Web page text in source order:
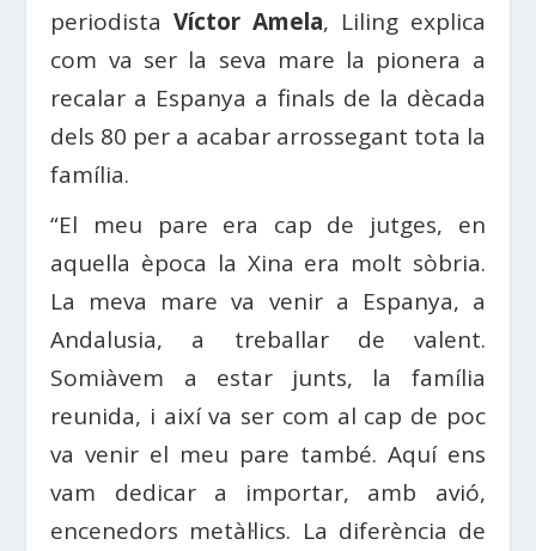
periodistaVíctor Amela, Liling explica
com va ser la seva mare la pionera a
recalar a Espanya a finals de la dècada
dels 80 per a acabar arrossegant tota la
família.
“El meu pare era cap de jutges, en
aquella època la Xina era molt sòbria.
La meva mare va venir a Espanya, a
Andalusia, a treballar de valent.
Somiàvem a estar junts, la família
reunida, i així va ser com al cap de poc
va venir el meu pare també. Aquí ens
vam dedicar a importar, amb avió,
encenedors metàl·lics. La diferència de